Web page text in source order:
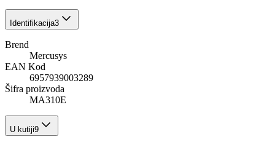
Identifikacija3
Brend
Mercusys
EAN Kod
6957939003289
Šifra proizvoda
MA310E
U kutiji9